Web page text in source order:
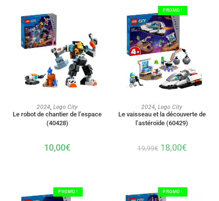
AJOUTER AU PANIER
2024 Lego City
Le robot de chantier de l’espace
(40428)
10,00€
PROMO !
AJOUTER AU PANIER
2024 Lego City
Le vaisseau et la découverte de
l’astéroïde (60429)
19,99€ 18,00€
PROMO ! PROMO !